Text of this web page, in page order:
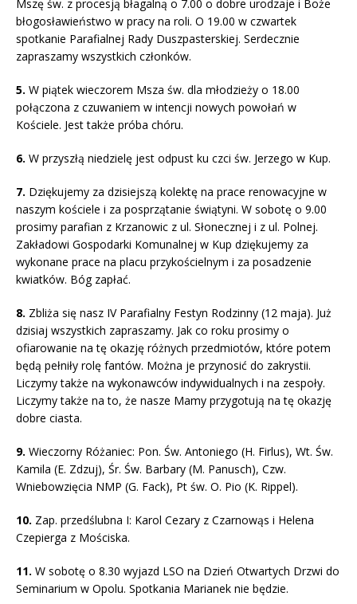
Mszę św. z procesją błagalną o 7.00 o dobre urodzaje i Boże
błogosławieństwo w pracy na roli. O 19.00 w czwartek
spotkanie Parafialnej Rady Duszpasterskiej. Serdecznie
zapraszamy wszystkich członków.
5. W piątek wieczorem Msza św. dla młodzieży o 18.00
połączona z czuwaniem w intencji nowych powołań w
Kościele. Jest także próba chóru.
6. W przyszłą niedzielę jest odpust ku czci św. Jerzego w Kup.
7. Dziękujemy za dzisiejszą kolektę na prace renowacyjne w
naszym kościele i za posprzątanie świątyni. W sobotę o 9.00
prosimy parafian z Krzanowic z ul. Słonecznej i z ul. Polnej.
Zakładowi Gospodarki Komunalnej w Kup dziękujemy za
wykonane prace na placu przykościelnym i za posadzenie
kwiatków. Bóg zapłać.
8. Zbliża się nasz IV Parafialny Festyn Rodzinny (12 maja). Już
dzisiaj wszystkich zapraszamy. Jak co roku prosimy o
ofiarowanie na tę okazję różnych przedmiotów, które potem
będą pełniły rolę fantów. Można je przynosić do zakrystii.
Liczymy także na wykonawców indywidualnych i na zespoły.
Liczymy także na to, że nasze Mamy przygotują na tę okazję
dobre ciasta.
9. Wieczorny Różaniec: Pon. Św. Antoniego (H. Firlus), Wt. Św.
Kamila (E. Zdzuj), Śr. Św. Barbary (M. Panusch), Czw.
Wniebowzięcia NMP (G. Fack), Pt św. O. Pio (K. Rippel).
10. Zap. przedślubna I: Karol Cezary z Czarnowąs i Helena
Czepierga z Mościska.
11. W sobotę o 8.30 wyjazd LSO na Dzień Otwartych Drzwi do
Seminarium w Opolu. Spotkania Marianek nie będzie.